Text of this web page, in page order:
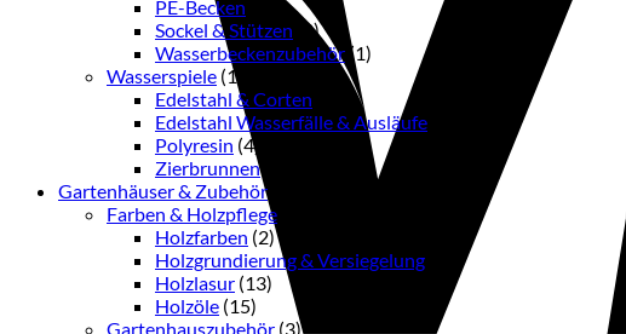
PE-Becken
Sockel & Stützen
(3)
Wasserbeckenzubehör (1)
Wasserspiele (13)
Edelstahl & Corten
Edelstahl Wasserfälle & Ausläufe
Polyresin (4)
Zierbrunnen
Gartenhäuser & Zubehör
Farben & Holzpflege
Holzfarben (2)
Holzgrundierung & Versiegelung
Holzlasur (13)
Holzöle (15)
Gartenhauszubehör (3)